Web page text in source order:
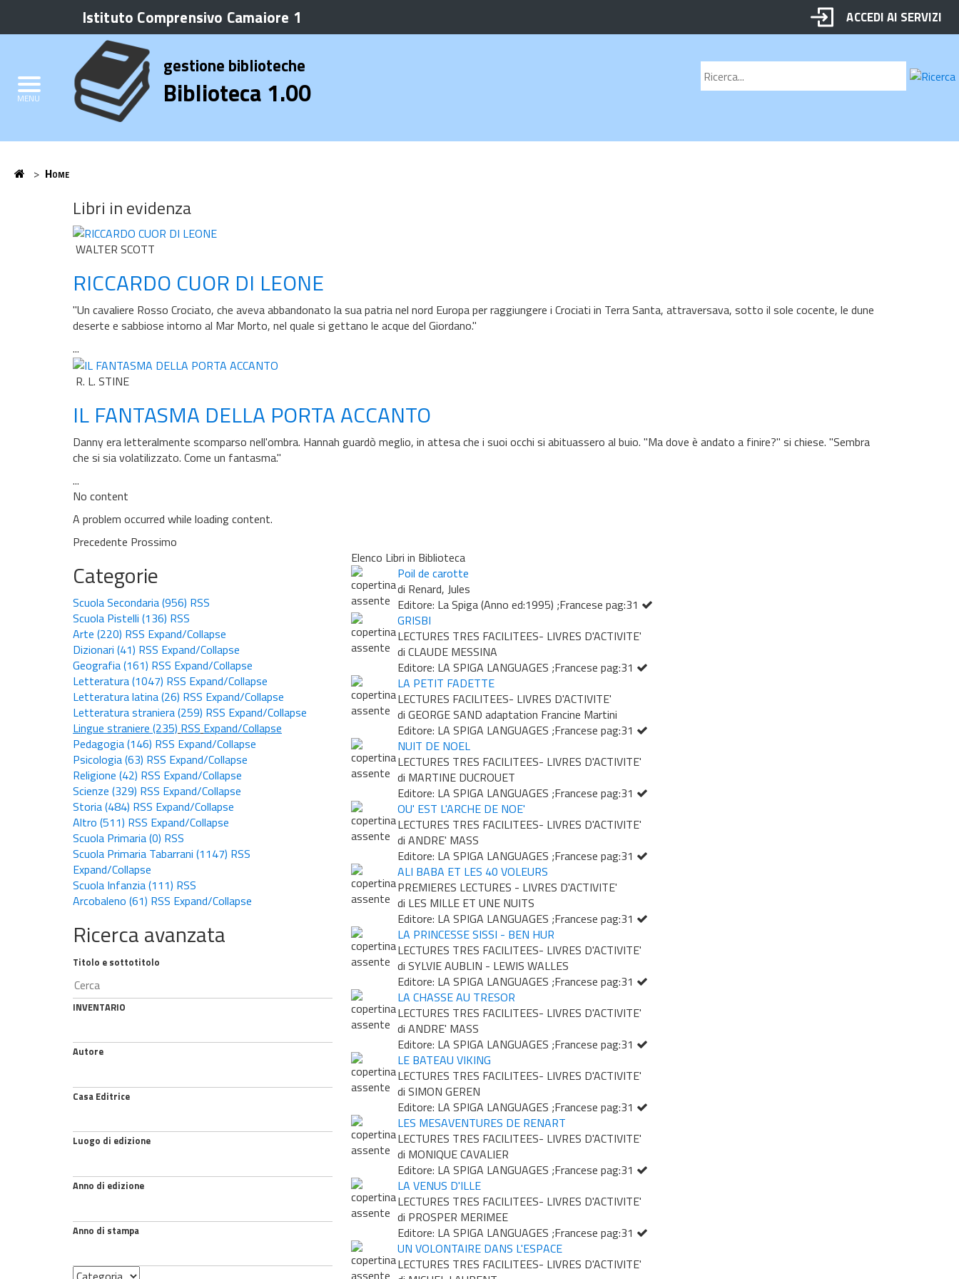
Credits
Istituto Comprensivo Camaiore 1 ACCEDI AI SERVIZI
Biblioteca
MENU
gestione biblioteche
Biblioteca 1.00
Motore
Home
> Home
Libri in evidenza
WALTER SCOTT
RICCARDO CUOR DI LEONE
"Un cavaliere Rosso Crociato, che aveva abbandonato la sua patria nel nord Europa per raggiungere i Crociati in Terra Santa, attraversava, sotto il sole cocente, le dune
deserte e sabbiose intorno al Mar Morto, nel quale si gettano le acque del Giordano."
...
R. L. STINE
IL FANTASMA DELLA PORTA ACCANTO
Danny era letteralmente scomparso nell'ombra. Hannah guardò meglio, in attesa che i suoi occhi si abituassero al buio. "Ma dove è andato a finire?" si chiese. "Sembra
che si sia volatilizzato. Come un fantasma."
...
No content
A problem occurred while loading content.
Precedente Prossimo
Categorie
Scuola Secondaria(956) RSS
Scuola Pistelli (136) RSS
Arte (220) RSS Expand/Collapse
Dizionari (41) RSS Expand/Collapse
Geografia(161) RSS Expand/Collapse
Letteratura(1047) RSS Expand/Collapse
Letteratura latina(26) RSS Expand/Collapse
Letteratura straniera(259) RSS Expand/Collapse
Lingue straniere (235) RSS Expand/Collapse
Pedagogia(146) RSS Expand/Collapse
Psicologia(63) RSS Expand/Collapse
Religione (42) RSS Expand/Collapse
Scienze (329) RSS Expand/Collapse
Storia(484) RSS Expand/Collapse
Altro (511) RSS Expand/Collapse
Scuola Primaria(0) RSS
Scuola Primaria Tabarrani (1147) RSS
Expand/Collapse
Scuola Infanzia(111) RSS
Arcobaleno (61) RSS Expand/Collapse
Ricerca avanzata
Titolo e sottotitolo
INVENTARIO
Autore
Casa Editrice
Luogo di edizione
Anno di edizione
Anno di stampa
Categoria
Elenco Libri in Biblioteca
Poil de carotte
di Renard, Jules
Editore: La Spiga (Anno ed:1995) ;Francese pag:31
GRISBI
LECTURES TRES FACILITEES- LIVRES D'ACTIVITE'
di CLAUDE MESSINA
Editore: LA SPIGA LANGUAGES ;Francese pag:31
LA PETIT FADETTE
LECTURES FACILITEES- LIVRES D'ACTIVITE'
di GEORGE SAND adaptation Francine Martini
Editore: LA SPIGA LANGUAGES ;Francese pag:31
NUIT DE NOEL
LECTURES TRES FACILITEES- LIVRES D'ACTIVITE'
di MARTINE DUCROUET
Editore: LA SPIGA LANGUAGES ;Francese pag:31
OU' EST L'ARCHE DE NOE'
LECTURES TRES FACILITEES- LIVRES D'ACTIVITE'
di ANDRE' MASS
Editore: LA SPIGA LANGUAGES ;Francese pag:31
ALI BABA ET LES 40 VOLEURS
PREMIERES LECTURES - LIVRES D'ACTIVITE'
di LES MILLE ET UNE NUITS
Editore: LA SPIGA LANGUAGES ;Francese pag:31
LA PRINCESSE SISSI - BEN HUR
LECTURES TRES FACILITEES- LIVRES D'ACTIVITE'
di SYLVIE AUBLIN - LEWIS WALLES
Editore: LA SPIGA LANGUAGES ;Francese pag:31
LA CHASSE AU TRESOR
LECTURES TRES FACILITEES- LIVRES D'ACTIVITE'
di ANDRE' MASS
Editore: LA SPIGA LANGUAGES ;Francese pag:31
LE BATEAU VIKING
LECTURES TRES FACILITEES- LIVRES D'ACTIVITE'
di SIMON GEREN
Editore: LA SPIGA LANGUAGES ;Francese pag:31
LES MESAVENTURES DE RENART
LECTURES TRES FACILITEES- LIVRES D'ACTIVITE'
di MONIQUE CAVALIER
Editore: LA SPIGA LANGUAGES ;Francese pag:31
LA VENUS D'ILLE
LECTURES TRES FACILITEES- LIVRES D'ACTIVITE'
di PROSPER MERIMEE
Editore: LA SPIGA LANGUAGES ;Francese pag:31
UN VOLONTAIRE DANS L'ESPACE
LECTURES TRES FACILITEES- LIVRES D'ACTIVITE'